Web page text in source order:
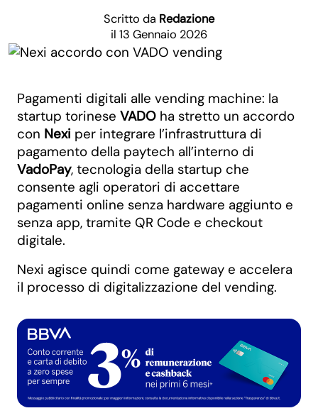
Scritto da Redazione
il 13 Gennaio 2026
Pagamenti digitali alle vending machine: la
startup torinese VADO ha stretto un accordo
con Nexi per integrare l’infrastruttura di
pagamento della paytech all’interno di
VadoPay, tecnologia della startup che
consente agli operatori di accettare
pagamenti online senza hardware aggiunto e
senza app, tramite QR Code e checkout
digitale.
Nexi agisce quindi come gateway e accelera
il processo di digitalizzazione del vending.